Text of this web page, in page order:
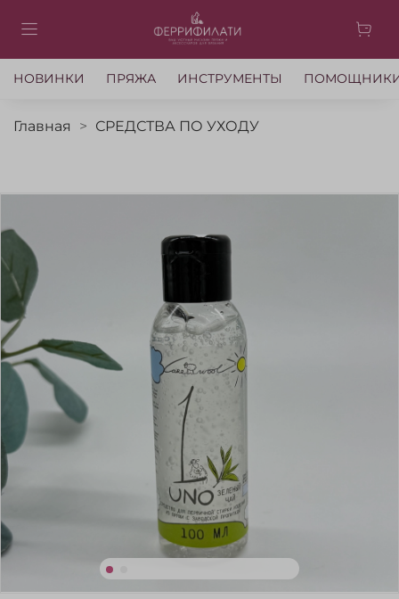
НОВИНКИ ПРЯЖА ИНСТРУМЕНТЫ
Главная СРЕДСТВА ПО УХОДУ